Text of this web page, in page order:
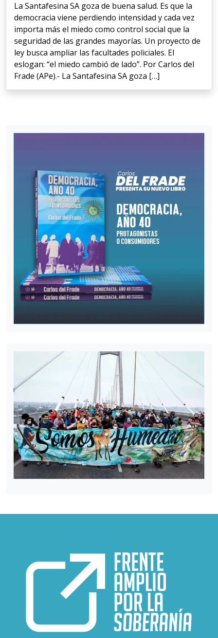
La Santafesina SA goza de buena salud. Es que la
democracia viene perdiendo intensidad y cada vez
importa más el miedo como control social que la
seguridad de las grandes mayorías. Un proyecto de
ley busca ampliar las facultades policiales. El
eslogan: “el miedo cambió de lado”. Por Carlos del
Frade (APe).- La Santafesina SA goza […]